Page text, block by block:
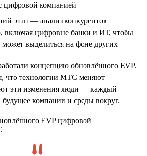
цифровой компанией
этап — анализ конкурентов
включая цифровые банки и ИТ, чтобы
выделиться на фоне других
концепцию обновлённого EVP.
что технологии МТС меняют
эти изменения люди — каждый
будущее компании и среды вокруг.